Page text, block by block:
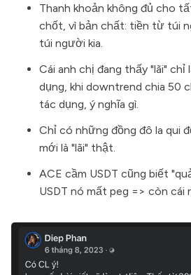
Thanh khoản không đủ cho
chốt, vì bản chất: tiền từ túi
túi người kia.
Cái anh chị đang thấy "lãi" chỉ
dụng, khi downtrend chia 50
tác dụng, ý nghĩa gì.
Chỉ có những đồng đô la qui
mới là "lãi" thật.
ACE cầm USDT cũng biết
USDT nó mất peg => còn cái